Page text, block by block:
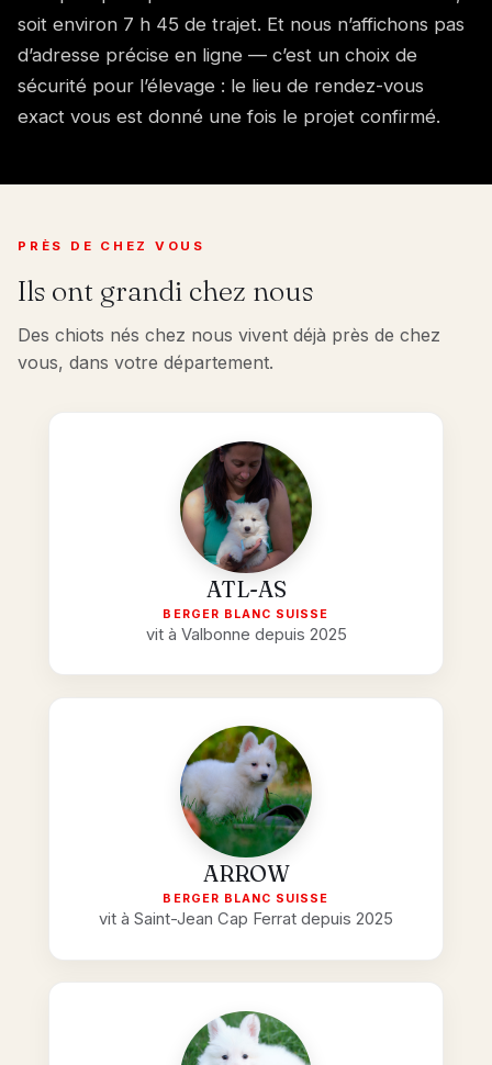
soit environ 7 h 45 de trajet. Et nous n’affichons pas
d’adresse précise en ligne — c’est un choix de
sécurité pour l’élevage : le lieu de rendez-vous
exact vous est donné une fois le projet confirmé.
PRÈS DE CHEZ VOUS
Ils ont grandi chez nous
Des chiots nés chez nous vivent déjà près de chez
vous, dans votre département.
ATL-AS
BERGER BLANC SUISSE
vit à Valbonne depuis 2025
ARROW
BERGER BLANC SUISSE
vit à Saint-Jean Cap Ferrat depuis 2025